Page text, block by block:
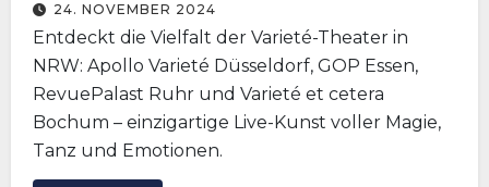
24. NOVEMBER 2024
Entdeckt die Vielfalt der Varieté-Theater in
NRW: Apollo Varieté Düsseldorf, GOP Essen,
RevuePalast Ruhr und Varieté et cetera
Bochum – einzigartige Live-Kunst voller Magie,
Tanz und Emotionen.